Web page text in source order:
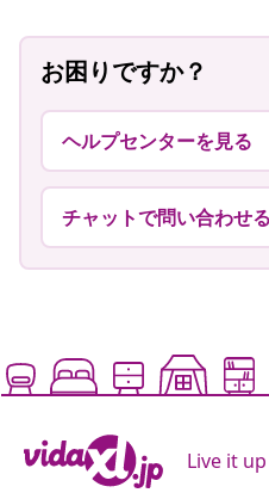
お困りですか？
ヘルプセンターを見る
チャットで問い合わせる
Live it